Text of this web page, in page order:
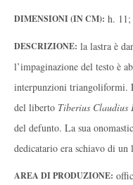
DIMENSIONI (IN CM): h.
DESCRIZIONE: la lastra è
l’impaginazione del testo è
interpunzioni triangoliformi.
del liberto Tiberius Claudius
del defunto. La sua
dedicatario era schiavo di
AREA DI PRODUZIONE: